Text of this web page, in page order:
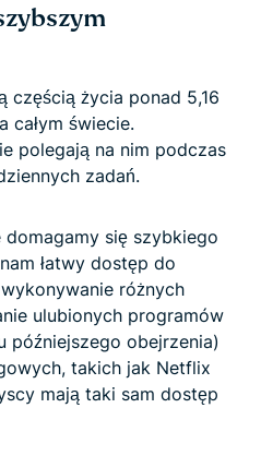
częścią życia ponad 5,16
całym świecie.
polegają na nim podczas
zadań.
się szybkiego
łatwy dostęp do
różnych
ulubionych programów
późniejszego obejrzenia)
takich jak Netflix
mają taki sam dostęp